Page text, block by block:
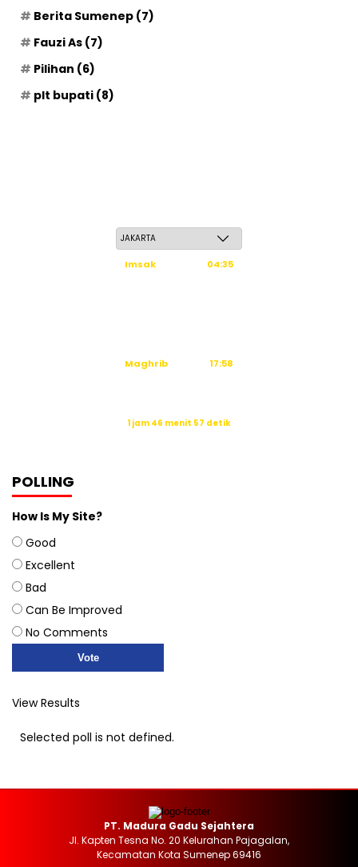
Berita Sumenep (7)
Fauzi As (7)
Pilihan (6)
plt bupati (8)
Imsak
04:35
Maghrib
17:58
1 jam 46 menit 57 detik
POLLING
How Is My Site?
Good
Excellent
Bad
Can Be Improved
No Comments
View Results
Selected poll is not defined.
PT. Madura Gadu Sejahtera
Jl. Kapten Tesna No. 20 Kelurahan Pajagalan,
Kecamatan Kota Sumenep 69416